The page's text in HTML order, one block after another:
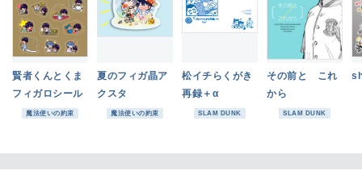
賢者くんとくま
フィガロシール
魔法使いの約束
夏のフィガ晶ア
クスタ
魔法使いの約束
松イチらくがき
再録＋α
SLAM DUNK
その前と これ
から
SLAM DUNK